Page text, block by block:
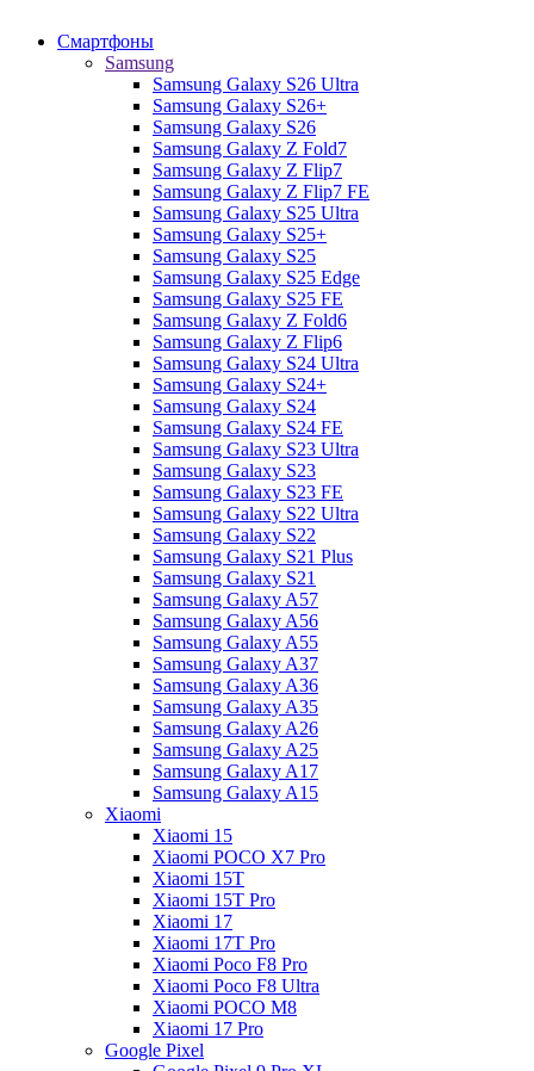
Смартфоны
Samsung
Samsung Galaxy S26 Ultra
Samsung Galaxy S26+
Samsung Galaxy S26
Samsung Galaxy Z Fold7
Samsung Galaxy Z Flip7
Samsung Galaxy Z Flip7 FE
Samsung Galaxy S25 Ultra
Samsung Galaxy S25+
Samsung Galaxy S25
Samsung Galaxy S25 Edge
Samsung Galaxy S25 FE
Samsung Galaxy Z Fold6
Samsung Galaxy Z Flip6
Samsung Galaxy S24 Ultra
Samsung Galaxy S24+
Samsung Galaxy S24
Samsung Galaxy S24 FE
Samsung Galaxy S23 Ultra
Samsung Galaxy S23
Samsung Galaxy S23 FE
Samsung Galaxy S22 Ultra
Samsung Galaxy S22
Samsung Galaxy S21 Plus
Samsung Galaxy S21
Samsung Galaxy A57
Samsung Galaxy A56
Samsung Galaxy A55
Samsung Galaxy A37
Samsung Galaxy A36
Samsung Galaxy A35
Samsung Galaxy A26
Samsung Galaxy A25
Samsung Galaxy A17
Samsung Galaxy A15
Xiaomi
Xiaomi 15
Xiaomi POCO X7 Pro
Xiaomi 15T
Xiaomi 15T Pro
Xiaomi 17
Xiaomi 17T Pro
Xiaomi Poco F8 Pro
Xiaomi Poco F8 Ultra
Xiaomi POCO M8
Xiaomi 17 Pro
Google Pixel